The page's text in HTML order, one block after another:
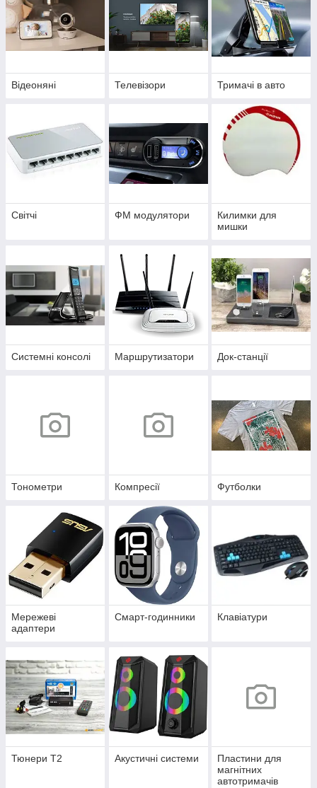
Відеоняні Телевізори Тримачі в авто
Світчі ФМ модулятори
Килимки для
мишки
Системні консолі Маршрутизатори Док-станції
Тонометри Компресії Футболки
Мережеві
адаптери
Смарт-годинники Клавіатури
Тюнери Т2 Акустичні системи
Пластини для
магнітних
автотримачів